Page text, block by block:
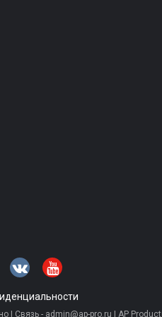
| Связь - admin@ap-pro.ru | AP